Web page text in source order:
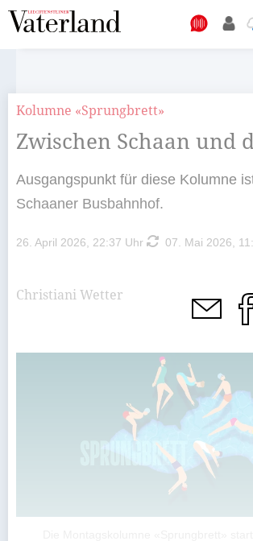
Kolumne «Sprungbrett»
Zwischen Schaan und
Ausgangspunkt für diese Kolumne
Schaaner Busbahnhof.
26. April 2026, 22:37 Uhr 07. Mai 2026,
Christiani Wetter